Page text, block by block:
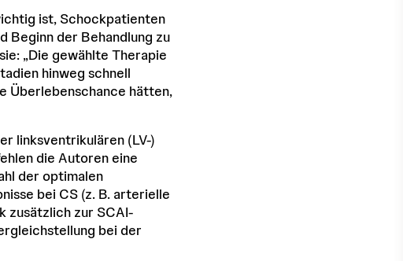
ist, Schockpatienten
Beginn der Behandlung zu
„Die gewählte Therapie
hinweg schnell
Überlebenschance hätten,
linksventrikulären (LV-)
die Autoren eine
der optimalen
bei CS (z. B. arterielle
zusätzlich zur SCAI-
bei der